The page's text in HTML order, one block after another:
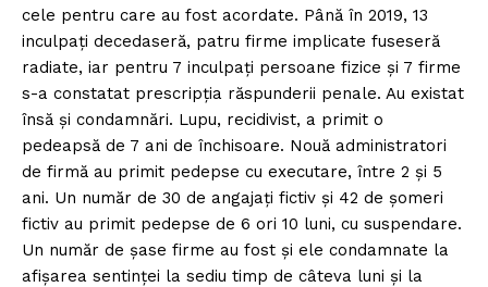
cele pentru care au fost acordate. Până în 2019, 13
inculpați decedaseră, patru firme implicate fuseseră
radiate, iar pentru 7 inculpați persoane fizice și 7 firme
s-a constatat prescripția răspunderii penale. Au existat
însă și condamnări. Lupu, recidivist, a primit o
pedeapsă de 7 ani de închisoare. Nouă administratori
de firmă au primit pedepse cu executare, între 2 și 5
ani. Un număr de 30 de angajați fictiv și 42 de șomeri
fictiv au primit pedepse de 6 ori 10 luni, cu suspendare.
Un număr de șase firme au fost și ele condamnate la
afișarea sentinței la sediu timp de câteva luni și la